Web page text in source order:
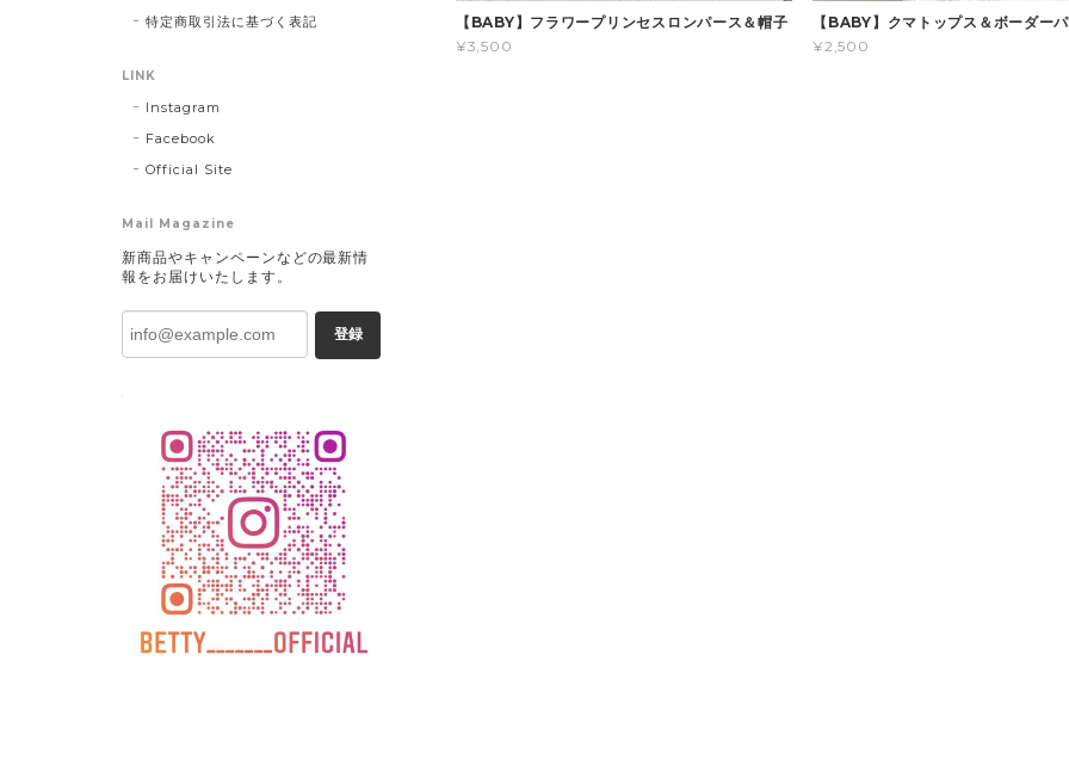
【BABY】フラワープリンセスロンパース＆帽子
¥3,500
【BABY】クマトップス＆ボーダー
¥2,500
特定商取引法に基づく表記
LINK
Instagram
Facebook
Official Site
Mail Magazine
新商品やキャンペーンなどの最新情
報をお届けいたします。
登録